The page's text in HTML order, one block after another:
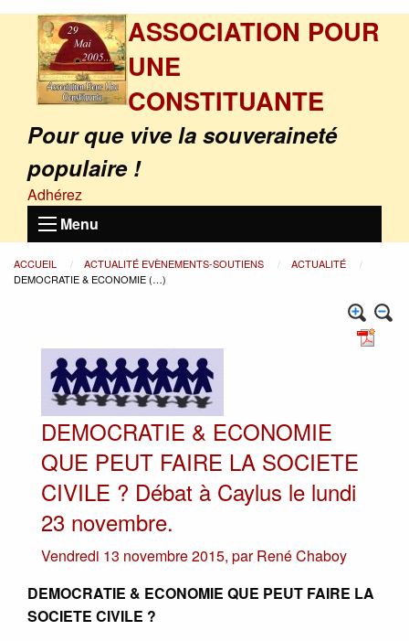
ASSOCIATION POUR
UNE
CONSTITUANTE
Pour que vive la souveraineté
populaire !
Adhérez
Menu
ACCUEIL ACTUALITÉ EVÈNEMENTS-SOUTIENS
ACTUALITÉ
DEMOCRATIE & ECONOMIE (…)
DEMOCRATIE & ECONOMIE
QUE PEUT FAIRE LA SOCIETE
CIVILE ? Débat à Caylus le lundi
23 novembre.
Vendredi 13 novembre 2015, parRené Chaboy
DEMOCRATIE & ECONOMIE QUE PEUT FAIRE LA
SOCIETE CIVILE ?